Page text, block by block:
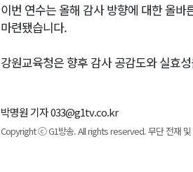
이번 연수는 올해 감사 방향에 대한 올
마련됐습니다.
강원교육청은 향후 감사 공감도와 실효
박명원 기자 033@g1tv.co.kr
Copyright ⓒ G1방송. All rights reserved. 무단 전재 및